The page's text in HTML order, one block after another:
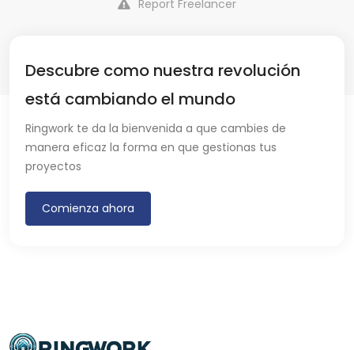
Report Freelancer
Descubre como nuestra revolución
está cambiando el mundo
Ringwork te da la bienvenida a que cambies de
manera eficaz la forma en que gestionas tus
proyectos
Comienza ahora